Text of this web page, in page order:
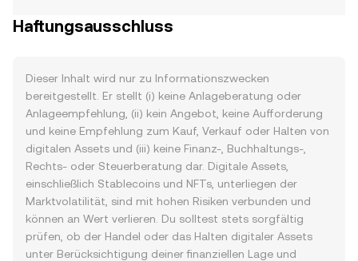
Haftungsausschluss
Dieser Inhalt wird nur zu Informationszwecken
bereitgestellt. Er stellt (i) keine Anlageberatung oder
Anlageempfehlung, (ii) kein Angebot, keine Aufforderung
und keine Empfehlung zum Kauf, Verkauf oder Halten von
digitalen Assets und (iii) keine Finanz-, Buchhaltungs-,
Rechts- oder Steuerberatung dar. Digitale Assets,
einschließlich Stablecoins und NFTs, unterliegen der
Marktvolatilität, sind mit hohen Risiken verbunden und
können an Wert verlieren. Du solltest stets sorgfältig
prüfen, ob der Handel oder das Halten digitaler Assets
unter Berücksichtigung deiner finanziellen Lage und